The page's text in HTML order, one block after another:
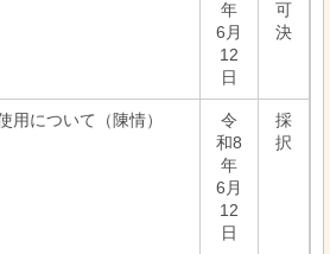
年
6月
12
日
可
決
用について（陳情）
令
和8
年
6月
12
日
採
択